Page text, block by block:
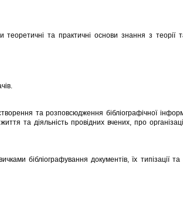
та практичні основи знання з теорії та
та розповсюдження бібліографічної
та діяльність провідних вчених, про
бібліографування документів, їх типізації